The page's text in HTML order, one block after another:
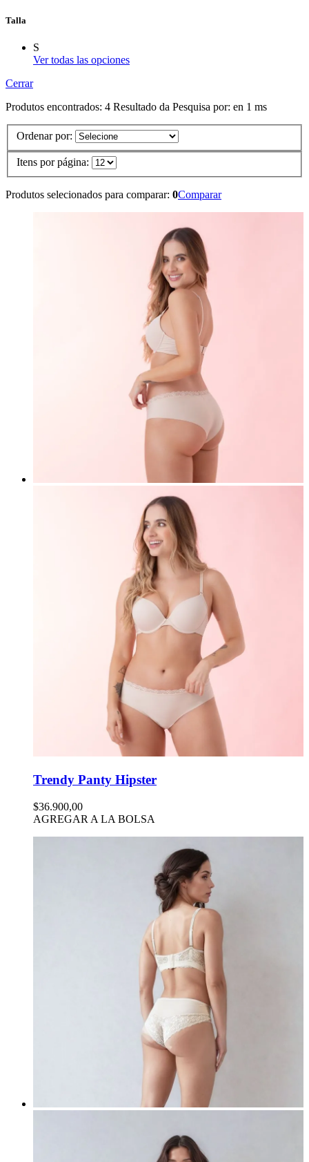
Talla
S
Ver todas las opciones
Cerrar
Produtos encontrados: 4 Resultado da Pesquisa por: en 1 ms
Ordenar por:
Itens por página:
Produtos selecionados para comparar: 0Comparar
Trendy Panty Hipster
$36.900,00
AGREGAR A LA BOLSA